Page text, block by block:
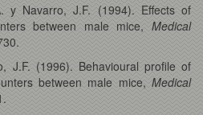
y Navarro, J.F. (1994). Effects of
between male mice, Medical
J.F. (1996). Behavioural profile of
between male mice, Medical